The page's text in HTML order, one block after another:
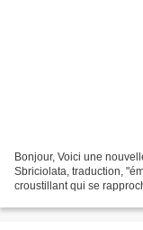
Bonjour, Voici une
Sbriciolata, traduction,
croustillant qui se